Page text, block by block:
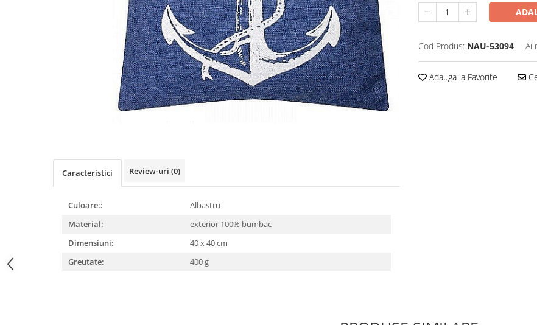
Barci, vapoare, ambarcatiuni
Cod Produs: NAU-53094 Ai
Adauga la Favorite
Caracteristici Review-uri (0)
Culoare::
Albastru
Material:
exterior 100% bumbac
Dimensiuni:
40 x 40 cm
Greutate:
400 g